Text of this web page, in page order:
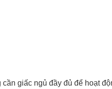
giấc ngủ đầy đủ để hoạt